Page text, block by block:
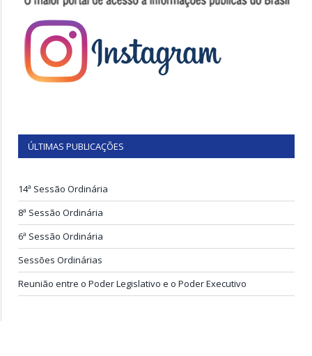
ÚLTIMAS PUBLICAÇÕES
14ª Sessão Ordinária
8ª Sessão Ordinária
6ª Sessão Ordinária
Sessões Ordinárias
Reunião entre o Poder Legislativo e o Poder Executivo